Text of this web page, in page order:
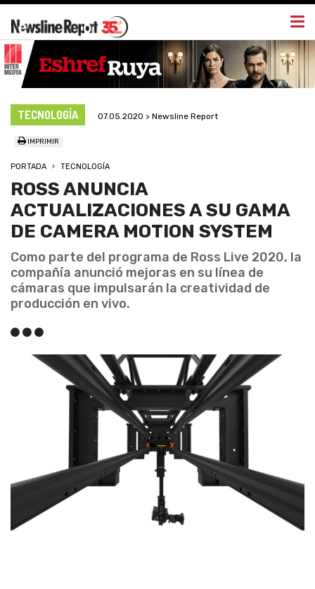
TECNOLOGÍA 07.05.2020 > Newsline Report
IMPRIMIR
PORTADA TECNOLOGÍA
ROSS ANUNCIA
ACTUALIZACIONES A SU GAMA
DE CAMERA MOTION SYSTEM
Como parte del programa de Ross Live 2020, la
compañía anunció mejoras en su línea de
cámaras que impulsarán la creatividad de
producción en vivo.